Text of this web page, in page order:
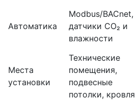
Автоматика
Modbus/BACnet,
датчики CO₂ и
влажности
Места
установки
Технические
помещения,
подвесные
потолки, кровля